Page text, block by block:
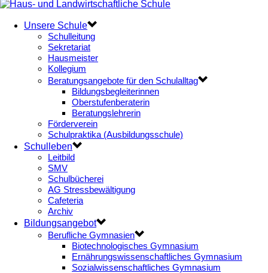
Unsere Schule
Schulleitung
Sekretariat
Hausmeister
Kollegium
Beratungsangebote für den Schulalltag
Bildungsbegleiterinnen
Oberstufenberaterin
Beratungslehrerin
Förderverein
Schulpraktika (Ausbildungsschule)
Schulleben
Leitbild
SMV
Schulbücherei
AG Stressbewältigung
Cafeteria
Archiv
Bildungsangebot
Berufliche Gymnasien
Biotechnologisches Gymnasium
Ernährungswissenschaftliches Gymnasium
Sozialwissenschaftliches Gymnasium